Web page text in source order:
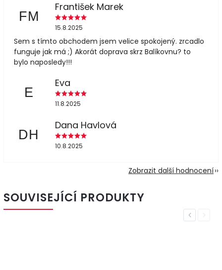
FM
František Marek
15.8.2025
Sem s tímto obchodem jsem velice spokojený. zrcadlo
funguje jak má ;) Akorát doprava skrz Balíkovnu? to
bylo naposledy!!!
E
Eva
11.8.2025
DH
Dana Havlová
10.8.2025
Zobrazit další hodnocení
SOUVISEJÍCÍ PRODUKTY
PreviousNext